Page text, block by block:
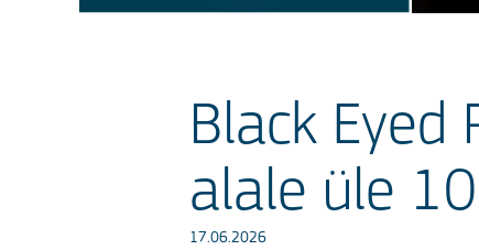
Black Eyed
alale üle
17.06.2026